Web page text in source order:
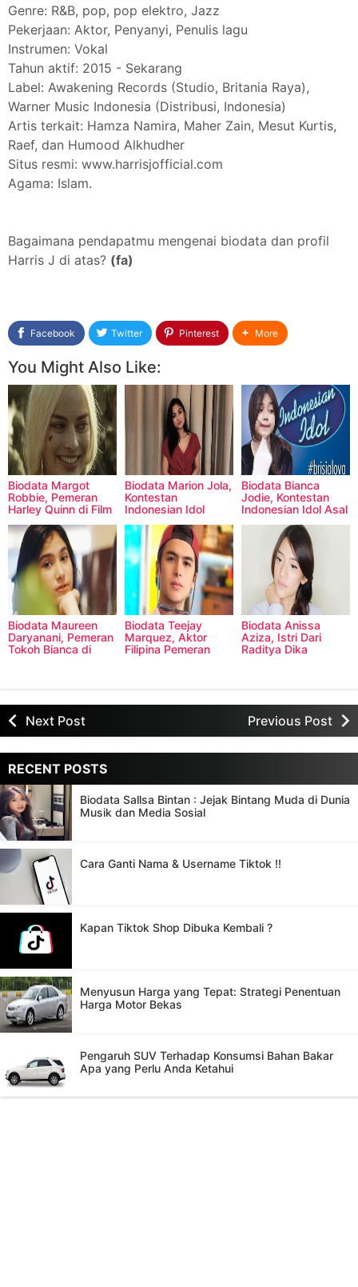
Genre: R&B, pop, pop elektro, Jazz
Pekerjaan: Aktor, Penyanyi, Penulis lagu
Instrumen: Vokal
Tahun aktif: 2015 - Sekarang
Label: Awakening Records (Studio, Britania Raya),
Warner Music Indonesia (Distribusi, Indonesia)
Artis terkait: Hamza Namira, Maher Zain, Mesut Kurtis,
Raef, dan Humood Alkhudher
Situs resmi: www.harrisjofficial.com
Agama: Islam.
Bagaimana pendapatmu mengenai biodata dan profil
Harris J di atas? (fa)
Facebook Twitter Pinterest More
You Might Also Like:
Biodata Margot
Robbie, Pemeran
Harley Quinn di Film
Biodata Marion Jola,
Kontestan
Indonesian Idol
NTT
Biodata Bianca
Jodie, Kontestan
Indonesian Idol Asal
Biodata Maureen
Daryanani, Pemeran
Tokoh Bianca di
Biodata Teejay
Marquez, Aktor
Filipina Pemeran
Biodata Anissa
Aziza, Istri Dari
Raditya Dika
Next Post Previous Post
RECENT POSTS
Biodata Sallsa Bintan : Jejak Bintang Muda di Dunia
Musik dan Media Sosial
Cara Ganti Nama & Username Tiktok !!
Kapan Tiktok Shop Dibuka Kembali ?
Menyusun Harga yang Tepat: Strategi Penentuan
Harga Motor Bekas
Pengaruh SUV Terhadap Konsumsi Bahan Bakar
Apa yang Perlu Anda Ketahui